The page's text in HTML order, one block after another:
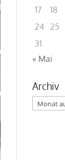
17
18
24
25
31
« Mai
Archiv
Archiv